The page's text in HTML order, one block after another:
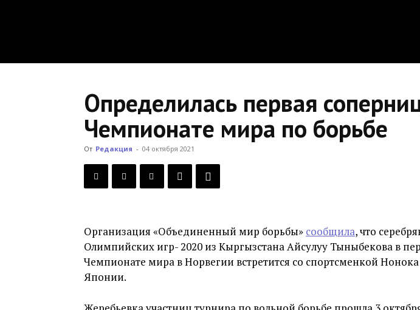
Определилась первая
Чемпионате мира по борьбе
От Редакция - 04 октября 2021
Организация «Объединенный мир борьбы» сообщила, что
Олимпийских игр- 2020 из Кыргызстана Айсулуу Тыныбекова в
Чемпионате мира в Норвегии встретится со спортсменкой
Японии.